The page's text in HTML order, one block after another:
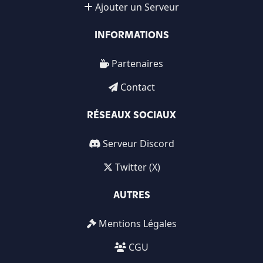
Ajouter un Serveur
INFORMATIONS
Partenaires
Contact
RÉSEAUX SOCIAUX
Serveur Discord
Twitter (X)
AUTRES
Mentions Légales
CGU